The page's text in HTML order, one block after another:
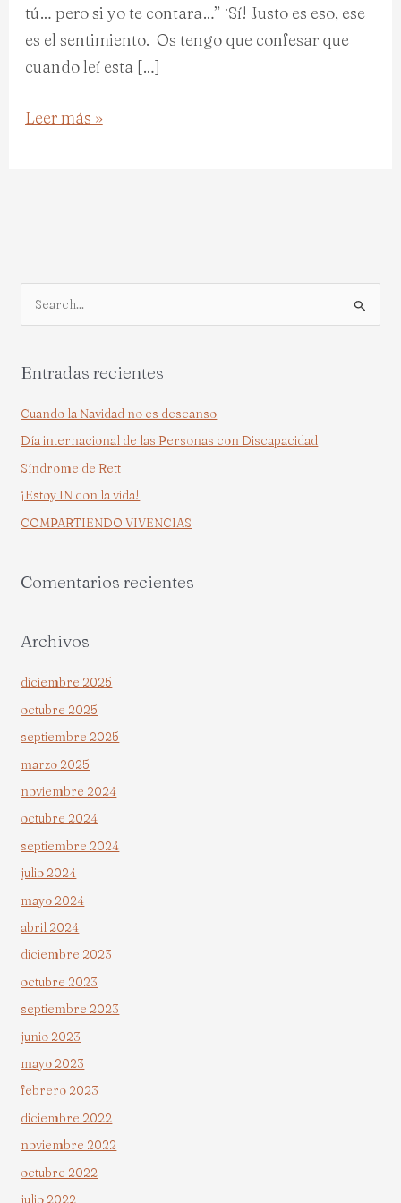
tú… pero si yo te contara…” ¡Sí! Justo es eso, ese
es el sentimiento. Os tengo que confesar que
cuando leí esta […]
Leer más »
c
o
r
:
Entradas recientes
Cuando la Navidad no es descanso
Día internacional de las Personas con Discapacidad
Síndrome de Rett
¡Estoy IN con la vida!
COMPARTIENDO VIVENCIAS
Comentarios recientes
Archivos
diciembre 2025
octubre 2025
septiembre 2025
marzo 2025
noviembre 2024
octubre 2024
septiembre 2024
julio 2024
mayo 2024
abril 2024
diciembre 2023
octubre 2023
septiembre 2023
junio 2023
mayo 2023
febrero 2023
diciembre 2022
noviembre 2022
octubre 2022
julio 2022